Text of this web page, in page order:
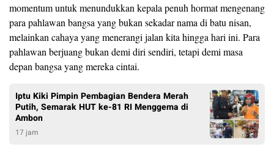
momentum untuk menundukkan kepala penuh hormat mengenang
para pahlawan bangsa yang bukan sekadar nama di batu nisan,
melainkan cahaya yang menerangi jalan kita hingga hari ini. Para
pahlawan berjuang bukan demi diri sendiri, tetapi demi masa
depan bangsa yang mereka cintai.
Iptu Kiki Pimpin Pembagian Bendera Merah
Putih, Semarak HUT ke-81 RI Menggema di
Ambon
17 jam